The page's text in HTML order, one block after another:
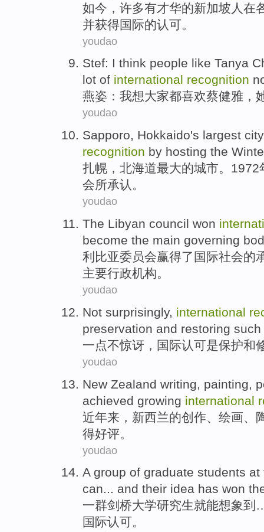
如今 ， 许多有才华的新加坡人 在
并获得国际的认可。
youdao
Stef: I think people like Tanya
lot of international recognition
燕姿 ： 我想大家都喜欢蔡健雅 ，
youdao
Sapporo, Hokkaido's largest city
recognition by hosting the
扎幌 ， 北海道最大的城市。1972
会所承认 。
youdao
The Libyan council won
become the main governing
利比亚委员会赢得了 国际社会的
主要行政机构。
youdao
Not surprisingly, international
preservation and restoring such
一点不惊讶 ， 国际认可是保护和
youdao
New Zealand writing painting
achieved growing international
近年来， 新西兰的创作 绘画
得好评。
youdao
A group of graduate students at
can... and their idea has won
一群剑桥大学研究生就能想象到
国际认可。